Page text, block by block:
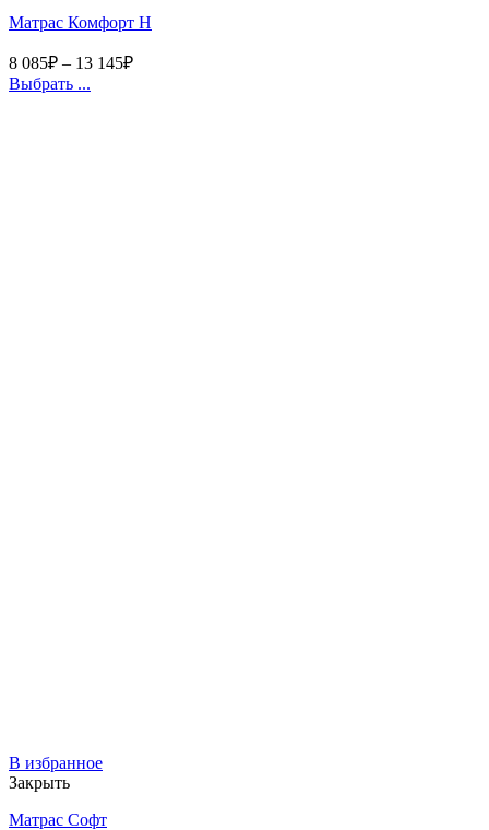
Матрас Комфорт Н
8 085₽ – 13 145₽
Выбрать ...
В избранное
Закрыть
Матрас Софт